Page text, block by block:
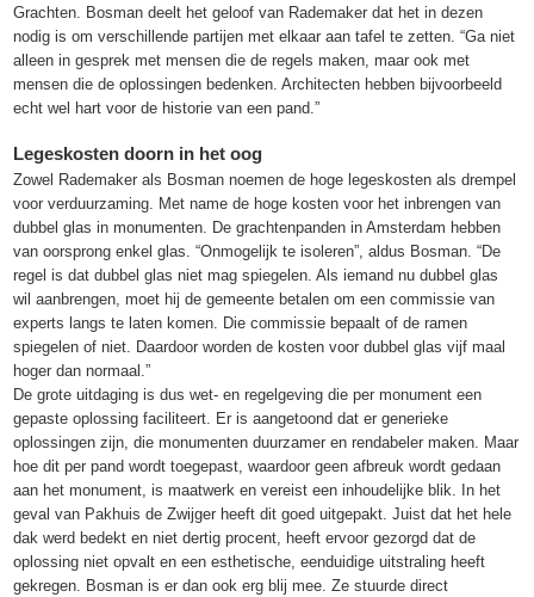
Grachten. Bosman deelt het geloof van Rademaker dat het in dezen
nodig is om verschillende partijen met elkaar aan tafel te zetten. “Ga niet
alleen in gesprek met mensen die de regels maken, maar ook met
mensen die de oplossingen bedenken. Architecten hebben bijvoorbeeld
echt wel hart voor de historie van een pand.”
Legeskosten doorn in het oog
Zowel Rademaker als Bosman noemen de hoge legeskosten als drempel
voor verduurzaming. Met name de hoge kosten voor het inbrengen van
dubbel glas in monumenten. De grachtenpanden in Amsterdam hebben
van oorsprong enkel glas. “Onmogelijk te isoleren”, aldus Bosman. “De
regel is dat dubbel glas niet mag spiegelen. Als iemand nu dubbel glas
wil aanbrengen, moet hij de gemeente betalen om een commissie van
experts langs te laten komen. Die commissie bepaalt of de ramen
spiegelen of niet. Daardoor worden de kosten voor dubbel glas vijf maal
hoger dan normaal.”
De grote uitdaging is dus wet- en regelgeving die per monument een
gepaste oplossing faciliteert. Er is aangetoond dat er generieke
oplossingen zijn, die monumenten duurzamer en rendabeler maken. Maar
hoe dit per pand wordt toegepast, waardoor geen afbreuk wordt gedaan
aan het monument, is maatwerk en vereist een inhoudelijke blik. In het
geval van Pakhuis de Zwijger heeft dit goed uitgepakt. Juist dat het hele
dak werd bedekt en niet dertig procent, heeft ervoor gezorgd dat de
oplossing niet opvalt en een esthetische, eenduidige uitstraling heeft
gekregen. Bosman is er dan ook erg blij mee. Ze stuurde direct